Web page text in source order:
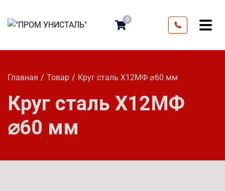
0
Главная Товар Круг сталь Х12МФ ⌀60 мм
Круг сталь Х12МФ
⌀60 мм